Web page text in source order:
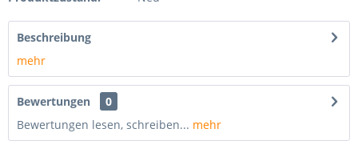
Beschreibung
mehr
Bewertungen
0
Bewertungen lesen, schreiben... mehr